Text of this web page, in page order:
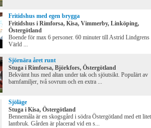
Fritidshus med egen brygga
Fritidshus i Rimforsa, Kisa, Vimmerby, Linköping,
Östergötland
Boende för max 6 personer. 60 minuter till Astrid Lindgrens
Värld ...
Sjörnära året runt
Stuga i Rimforsa, Björkfors, Östergötland
Bekvämt hus med altan under tak och sjöutsikt. Populärt av
barnfamiljer, två sovrum och en extra ...
Sjöläge
Stuga i Kisa, Östergötland
Bennemåla är en skogsgård i södra Östergötland med ett litet
lantbruk. Gården är placerad vid en s...